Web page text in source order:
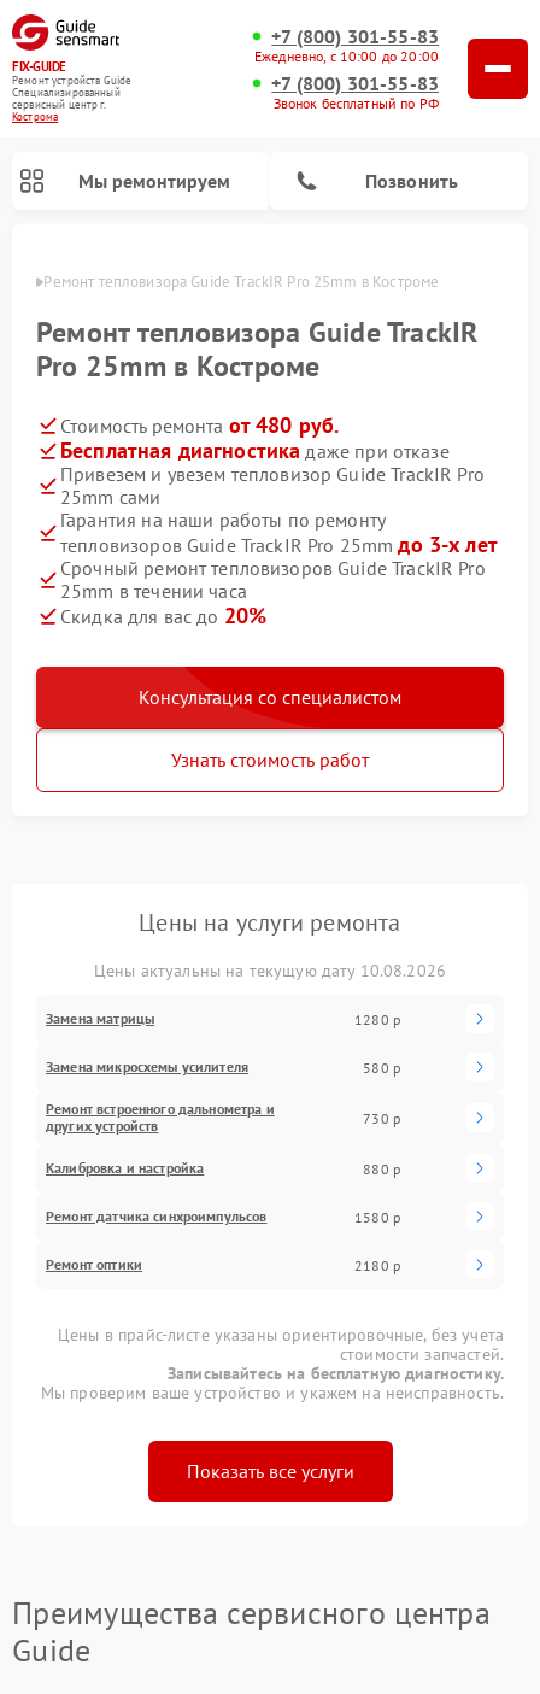
FIX-GUIDE
Ремонт устройств Guide
Специализированный
cервисный центр г.
Кострома
+7 (800) 301-55-83
Ежедневно, с 10:00 до 20:00
+7 (800) 301-55-83
Звонок бесплатный по РФ
Мы ремонтируем Позвонить
Ремонт тепловизора Guide TrackIR Pro 25mm в Костроме
Ремонт тепловизора Guide TrackIR
Pro 25mm в Костроме
Стоимость ремонта от 480 руб.
Бесплатная диагностика даже при отказе
Привезем и увезем тепловизор Guide TrackIR Pro
25mm сами
Гарантия на наши работы по ремонту
тепловизоров Guide TrackIR Pro 25mmдо 3-х лет
Срочный ремонт тепловизоров Guide TrackIR Pro
25mm в течении часа
Скидка для вас до 20%
Консультация со специалистом
Узнать стоимость работ
Цены на услуги ремонта
Цены актуальны на текущую дату 10.08.2026
Замена матрицы 1280 р
Замена микросхемы усилителя 580 р
Ремонт встроенного дальнометра и
других устройств
730 р
Калибровка и настройка 880 р
Ремонт датчика синхроимпульсов 1580 р
Ремонт оптики 2180 р
Цены в прайс-листе указаны ориентировочные, без учета
стоимости запчастей.
Записывайтесь на бесплатную диагностику.
Мы проверим ваше устройство и укажем на неисправность.
Показать все услуги
Преимущества сервисного центра
Guide